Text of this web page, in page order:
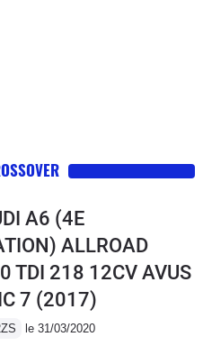
A6 (4E
ALLROAD
TDI 218 12CV AVUS
7 (2017)
le 31/03/2020